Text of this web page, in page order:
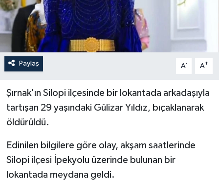
Paylaş A- A+
Şırnak'ın Silopi ilçesinde bir lokantada arkadaşıyla
tartışan 29 yaşındaki Gülizar Yıldız, bıçaklanarak
öldürüldü.
Edinilen bilgilere göre olay, akşam saatlerinde
Silopi ilçesi İpekyolu üzerinde bulunan bir
lokantada meydana geldi.
TEKNOLOJİ